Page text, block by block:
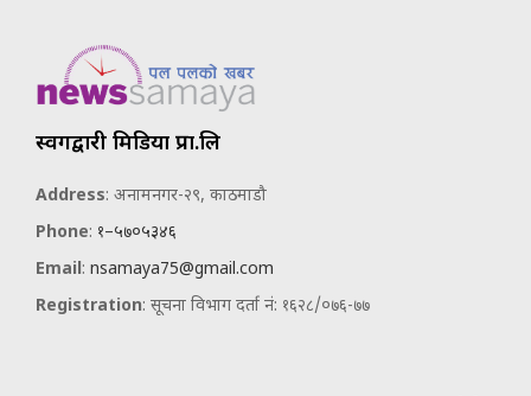
स्वर्गद्वारी मिडिया प्रा.लि
Address: अनामनगर-२९, काठमाडौ
Phone: १–५७०५३४६
Email: nsamaya75@gmail.com
Registration: सूचना विभाग दर्ता नं: १६२८/०७६-७७